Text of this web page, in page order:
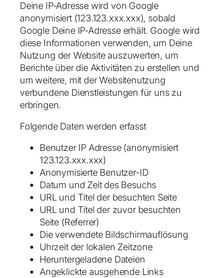
Deine IP-Adresse wird von Google
anonymisiert (123.123.xxx.xxx), sobald
Google Deine IP-Adresse erhält. Google wird
diese Informationen verwenden, um Deine
Nutzung der Website auszuwerten, um
Berichte über die Aktivitäten zu erstellen und
um weitere, mit der Websitenutzung
verbundene Dienstleistungen für uns zu
erbringen.
Folgende Daten werden erfasst
Benutzer IP Adresse (anonymisiert
123.123.xxx.xxx)
Anonymisierte Benutzer-ID
Datum und Zeit des Besuchs
URL und Titel der besuchten Seite
URL und Titel der zuvor besuchten
Seite (Referrer)
Die verwendete Bildschirmauflösung
Uhrzeit der lokalen Zeitzone
Heruntergeladene Dateien
Angeklickte ausgehende Links